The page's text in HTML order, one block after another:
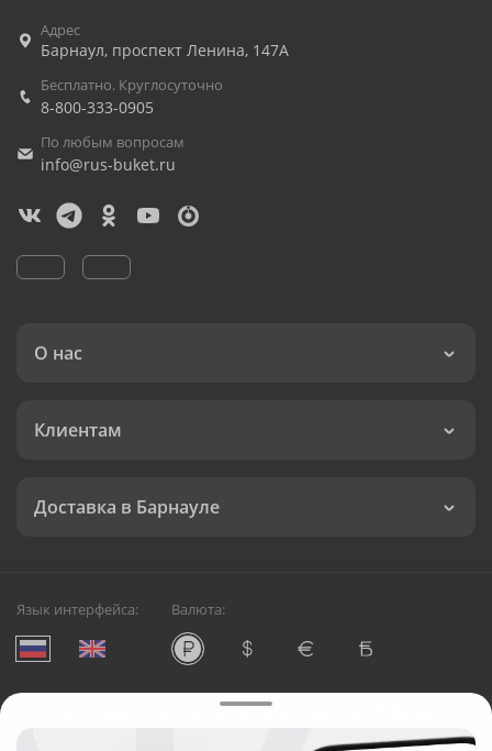
Адрес
Барнаул, проспект Ленина, 147А
Бесплатно. Круглосуточно
8-800-333-0905
По любым вопросам
info@rus-buket.ru
О нас
Клиентам
Доставка в Барнауле
Язык интерфейса: Валюта:
Служба круглосуточной доставки цветов в Барнауле
Русский Букет, 2026